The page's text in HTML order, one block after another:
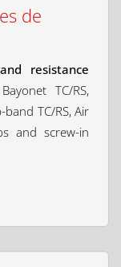
de
resistance
TC/RS,
band TC/RS, Air
and screw-in